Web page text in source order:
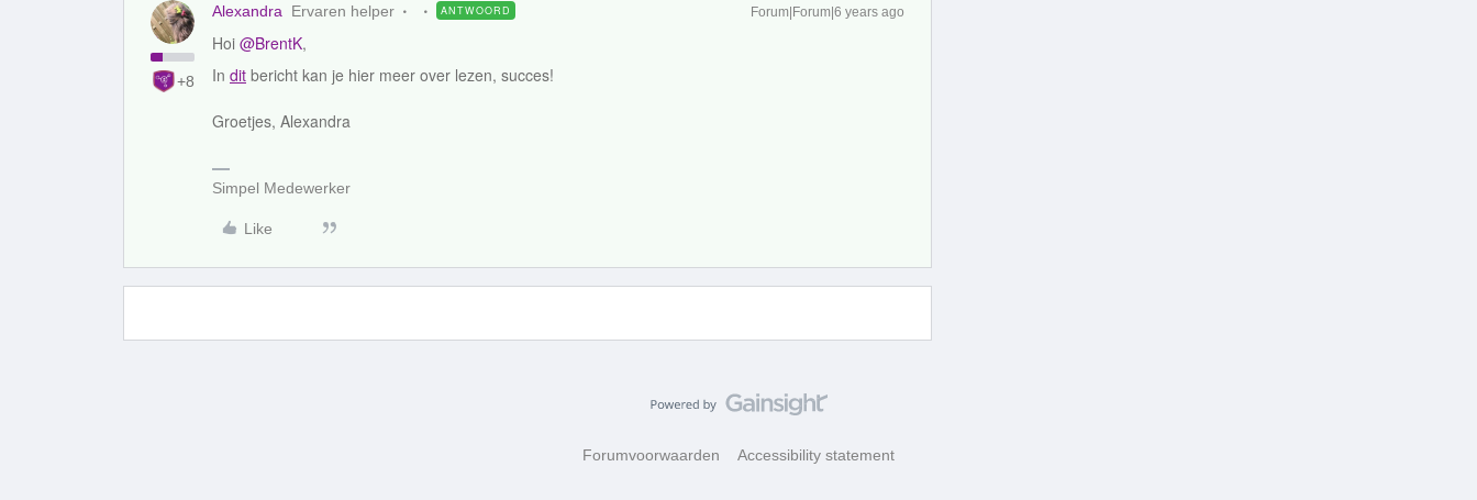
+8
Alexandra Ervaren helper ANTWOORD Forum|Forum|6 years ago
Hoi @BrentK,
In dit bericht kan je hier meer over lezen, succes!
Groetjes, Alexandra
Simpel Medewerker
Like
Forumvoorwaarden Accessibility statement